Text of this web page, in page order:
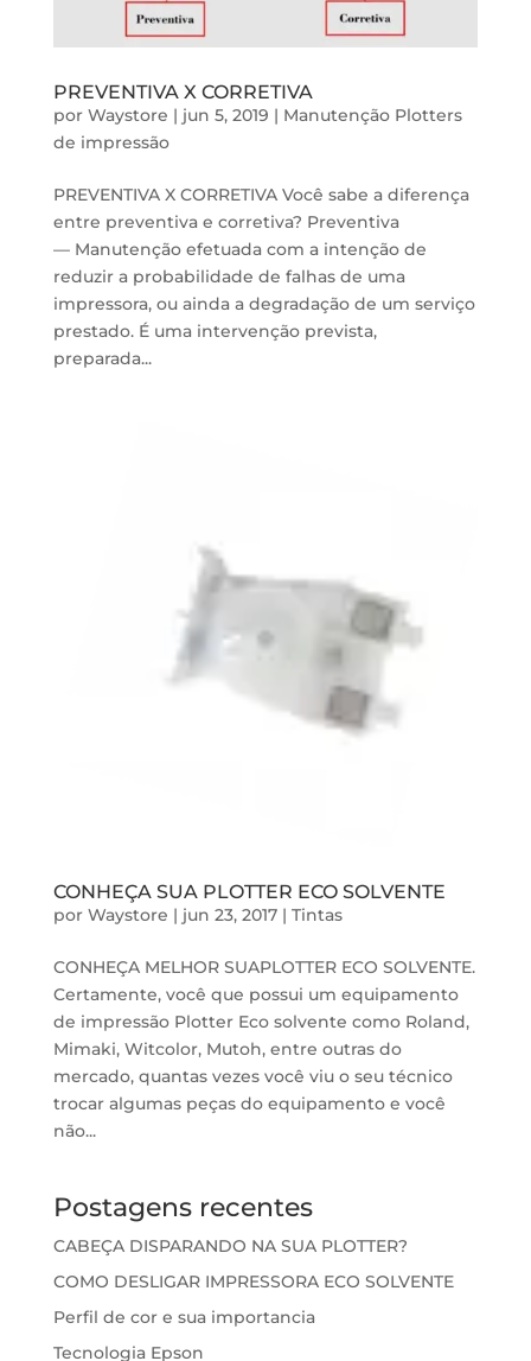
PREVENTIVA X CORRETIVA
por Waystore | jun 5, 2019 | Manutenção Plotters
de impressão
PREVENTIVA X CORRETIVA Você sabe a diferença
entre preventiva e corretiva? Preventiva
— Manutenção efetuada com a intenção de
reduzir a probabilidade de falhas de uma
impressora, ou ainda a degradação de um serviço
prestado. É uma intervenção prevista,
preparada...
CONHEÇA SUA PLOTTER ECO SOLVENTE
por Waystore | jun 23, 2017| Tintas
CONHEÇA MELHOR SUAPLOTTER ECO SOLVENTE.
Certamente, você que possui um equipamento
de impressão Plotter Eco solvente como Roland,
Mimaki, Witcolor, Mutoh, entre outras do
mercado, quantas vezes você viu o seu técnico
trocar algumas peças do equipamento e você
não...
Postagens recentes
CABEÇA DISPARANDO NA SUA PLOTTER?
COMO DESLIGAR IMPRESSORA ECO SOLVENTE
Perfil de cor e sua importancia
Tecnologia Epson